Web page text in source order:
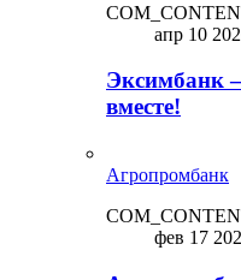
апр 10
Эксимбанк
вместе!
Агропромбанк
фев 17